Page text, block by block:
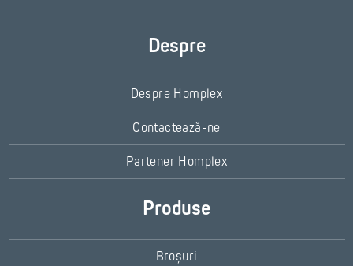
Despre
Despre Homplex
Contactează-ne
Partener Homplex
Produse
Broșuri